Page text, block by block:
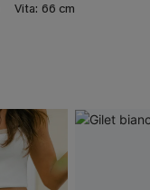
Vita: 66 cm